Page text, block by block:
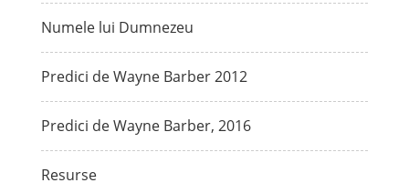
Numele lui Dumnezeu
Predici de Wayne Barber 2012
Predici de Wayne Barber, 2016
Resurse